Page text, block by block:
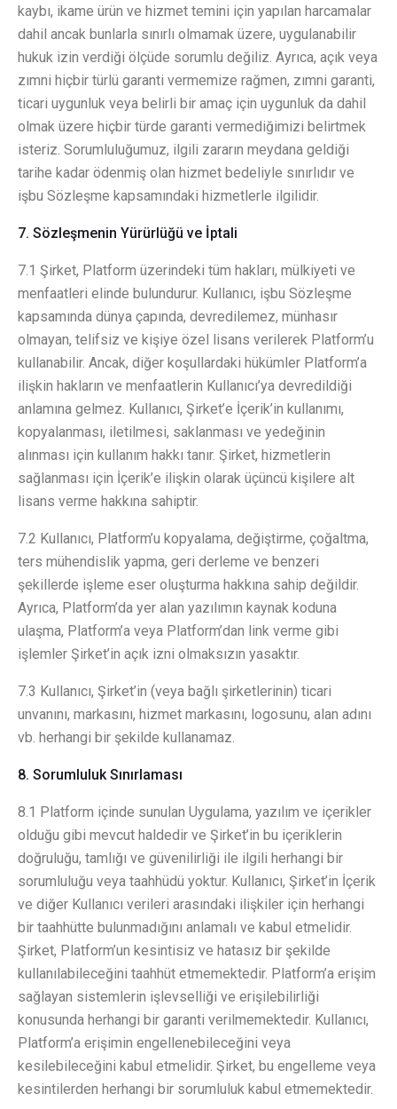
kaybı, ikame ürün ve hizmet temini için yapılan harcamalar
dahil ancak bunlarla sınırlı olmamak üzere, uygulanabilir
hukuk izin verdiği ölçüde sorumlu değiliz. Ayrıca, açık veya
zımni hiçbir türlü garanti vermemize rağmen, zımni garanti,
ticari uygunluk veya belirli bir amaç için uygunluk da dahil
olmak üzere hiçbir türde garanti vermediğimizi belirtmek
isteriz. Sorumluluğumuz, ilgili zararın meydana geldiği
tarihe kadar ödenmiş olan hizmet bedeliyle sınırlıdır ve
işbu Sözleşme kapsamındaki hizmetlerle ilgilidir.
7. Sözleşmenin Yürürlüğü ve İptali
7.1 Şirket, Platform üzerindeki tüm hakları, mülkiyeti ve
menfaatleri elinde bulundurur. Kullanıcı, işbu Sözleşme
kapsamında dünya çapında, devredilemez, münhasır
olmayan, telifsiz ve kişiye özel lisans verilerek Platform’u
kullanabilir. Ancak, diğer koşullardaki hükümler Platform’a
ilişkin hakların ve menfaatlerin Kullanıcı’ya devredildiği
anlamına gelmez. Kullanıcı, Şirket’e İçerik’in kullanımı,
kopyalanması, iletilmesi, saklanması ve yedeğinin
alınması için kullanım hakkı tanır. Şirket, hizmetlerin
sağlanması için İçerik’e ilişkin olarak üçüncü kişilere alt
lisans verme hakkına sahiptir.
7.2 Kullanıcı, Platform’u kopyalama, değiştirme, çoğaltma,
ters mühendislik yapma, geri derleme ve benzeri
şekillerde işleme eser oluşturma hakkına sahip değildir.
Ayrıca, Platform’da yer alan yazılımın kaynak koduna
ulaşma, Platform’a veya Platform’dan link verme gibi
işlemler Şirket’in açık izni olmaksızın yasaktır.
7.3 Kullanıcı, Şirket’in (veya bağlı şirketlerinin) ticari
unvanını, markasını, hizmet markasını, logosunu, alan adını
vb. herhangi bir şekilde kullanamaz.
8. Sorumluluk Sınırlaması
8.1 Platform içinde sunulan Uygulama, yazılım ve içerikler
olduğu gibi mevcut haldedir ve Şirket’in bu içeriklerin
doğruluğu, tamlığı ve güvenilirliği ile ilgili herhangi bir
sorumluluğu veya taahhüdü yoktur. Kullanıcı, Şirket’in İçerik
ve diğer Kullanıcı verileri arasındaki ilişkiler için herhangi
bir taahhütte bulunmadığını anlamalı ve kabul etmelidir.
Şirket, Platform’un kesintisiz ve hatasız bir şekilde
kullanılabileceğini taahhüt etmemektedir. Platform’a erişim
sağlayan sistemlerin işlevselliği ve erişilebilirliği
konusunda herhangi bir garanti verilmemektedir. Kullanıcı,
Platform’a erişimin engellenebileceğini veya
kesilebileceğini kabul etmelidir. Şirket, bu engelleme veya
kesintilerden herhangi bir sorumluluk kabul etmemektedir.